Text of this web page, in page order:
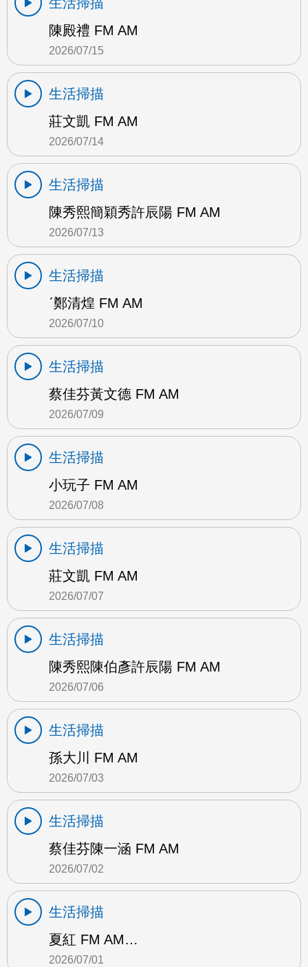
陳殿禮 FM AM
2026/07/15
生活掃描
莊文凱 FM AM
2026/07/14
生活掃描
陳秀熙簡穎秀許辰陽 FM AM
2026/07/13
生活掃描
ˊ鄭清煌 FM AM
2026/07/10
生活掃描
蔡佳芬黃文德 FM AM
2026/07/09
生活掃描
小玩子 FM AM
2026/07/08
生活掃描
莊文凱 FM AM
2026/07/07
生活掃描
陳秀熙陳伯彥許辰陽 FM AM
2026/07/06
生活掃描
孫大川 FM AM
2026/07/03
生活掃描
蔡佳芬陳一涵 FM AM
2026/07/02
生活掃描
夏紅 FM AM…
2026/07/01